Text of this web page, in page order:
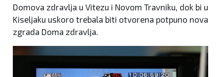
Domova zdravlja u Vitezu i Novom Travniku, dok bi u
Kiseljaku uskoro trebala biti otvorena potpuno nova
zgrada Doma zdravlja.